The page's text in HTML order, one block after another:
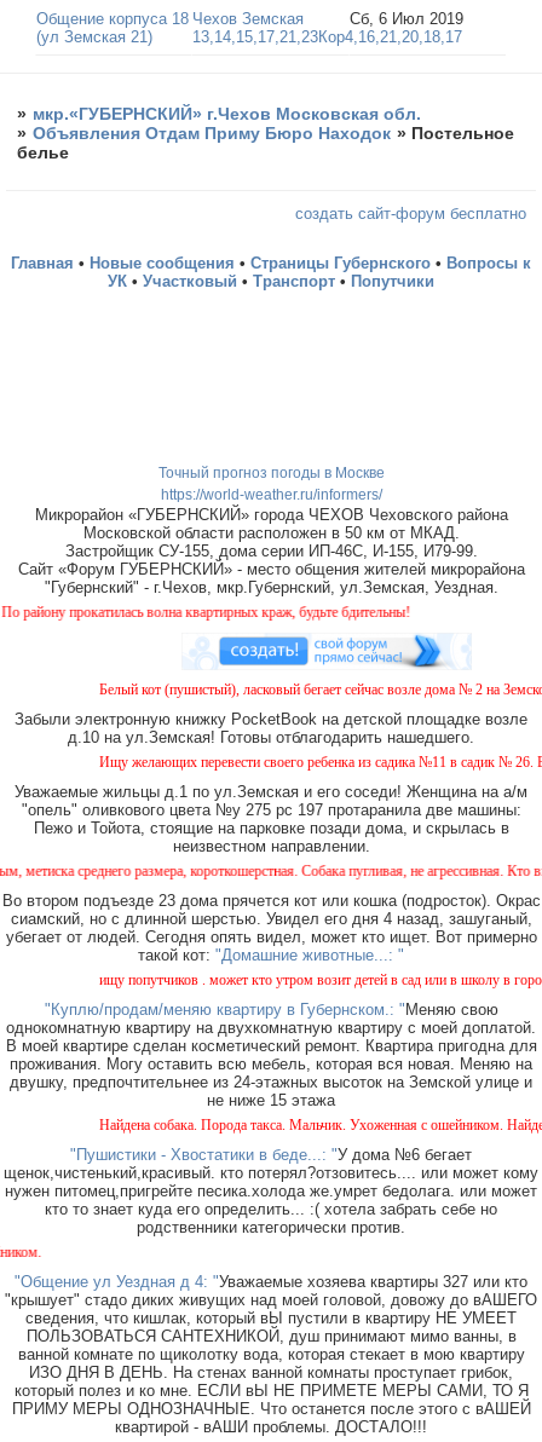
Общение корпуса 18
(ул Земская 21)
Чехов Земская
13,14,15,17,21,23Кор4,16,21,20,18,17
Сб, 6 Июл 2019
» мкр.«ГУБЕРНСКИЙ» г.Чехов Московская обл.
» Объявления Отдам Приму Бюро Находок » Постельное
белье
создать сайт-форум бесплатно
Главная • Новые сообщения • Страницы Губернского • Вопросы к
УК • Участковый • Транспорт • Попутчики
Точный прогноз погоды в Москве
https://world-weather.ru/informers/
Микрорайон «ГУБЕРНСКИЙ» города ЧЕХОВ Чеховского района
Московской области расположен в 50 км от МКАД.
Застройщик СУ-155, дома серии ИП-46С, И-155, И79-99.
Сайт «Форум ГУБЕРНСКИЙ» - место общения жителей микрорайона
"Губернский" - г.Чехов, мкр.Губернский, ул.Земская, Уездная.
прокатилась волна квартирных краж, будьте бдительны!
Белый кот (пушистый), ласковый бегает сейчас возле дома № 2 на
Забыли электронную книжку PocketBook на детской площадке возле
д.10 на ул.Земская! Готовы отблагодарить нашедшего.
Ищу желающих перевести своего ребенка из садика №11 в садик № 26.
Уважаемые жильцы д.1 по ул.Земская и его соседи! Женщина на а/м
"опель" оливкового цвета №у 275 рс 197 протаранила две машины:
Пежо и Тойота, стоящие на парковке позади дома, и скрылась в
неизвестном направлении.
среднего размера, короткошерстная. Собака пугливая, не агрессивная. Кто
Во втором подъезде 23 дома прячется кот или кошка (подросток). Окрас
сиамский, но с длинной шерстью. Увидел его дня 4 назад, зашуганый,
убегает от людей. Сегодня опять видел, может кто ищет. Вот примерно
такой кот: "Домашние животные...: "
ищу попутчиков . может кто утром возит детей в сад или в школу в
"Куплю/продам/меняю квартиру в Губернском.: " Меняю свою
однокомнатную квартиру на двухкомнатную квартиру с моей доплатой.
В моей квартире сделан косметический ремонт. Квартира пригодна для
проживания. Могу оставить всю мебель, которая вся новая. Меняю на
двушку, предпочтительнее из 24-этажных высоток на Земской улице и
не ниже 15 этажа
Найдена собака. Порода такса. Мальчик. Ухоженная с ошейником.
"Пушистики - Хвостатики в беде...: "У дома №6 бегает
щенок,чистенький,красивый. кто потерял?отзовитесь.... или может кому
нужен питомец,пригрейте песика.холода же.умрет бедолага. или может
кто то знает куда его определить... :( хотела забрать себе но
родственники категорически против.
"Общение ул Уездная д 4: "Уважаемые хозяева квартиры 327 или кто
"крышует" стадо диких живущих над моей головой, довожу до вАШЕГО
сведения, что кишлак, который вЫ пустили в квартиру НЕ УМЕЕТ
ПОЛЬЗОВАТЬСЯ САНТЕХНИКОЙ, душ принимают мимо ванны, в
ванной комнате по щиколотку вода, которая стекает в мою квартиру
ИЗО ДНЯ В ДЕНЬ. На стенах ванной комнаты проступает грибок,
который полез и ко мне. ЕСЛИ вЫ НЕ ПРИМЕТЕ МЕРЫ САМИ, ТО Я
ПРИМУ МЕРЫ ОДНОЗНАЧНЫЕ. Что останется после этого с вАШЕЙ
квартирой - вАШИ проблемы. ДОСТАЛО!!!